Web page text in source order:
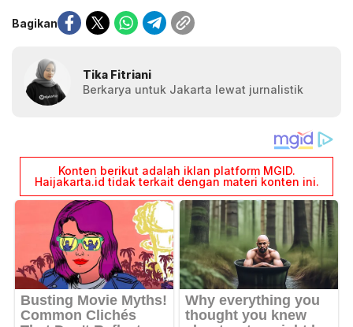
Bagikan
Tika Fitriani
Berkarya untuk Jakarta lewat jurnalistik